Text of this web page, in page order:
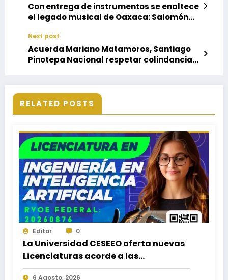
Con entrega de instrumentos se enaltece
el legado musical de Oaxaca: Salomón
Next post
Acuerda Mariano Matamoros, Santiago
Pinotepa Nacional respetar colindancia
RELATED POSTS
Editor 0
La Universidad CESEEO oferta nuevas
Licenciaturas acorde a las
necesidades educativas de los
6 Agosto, 2026